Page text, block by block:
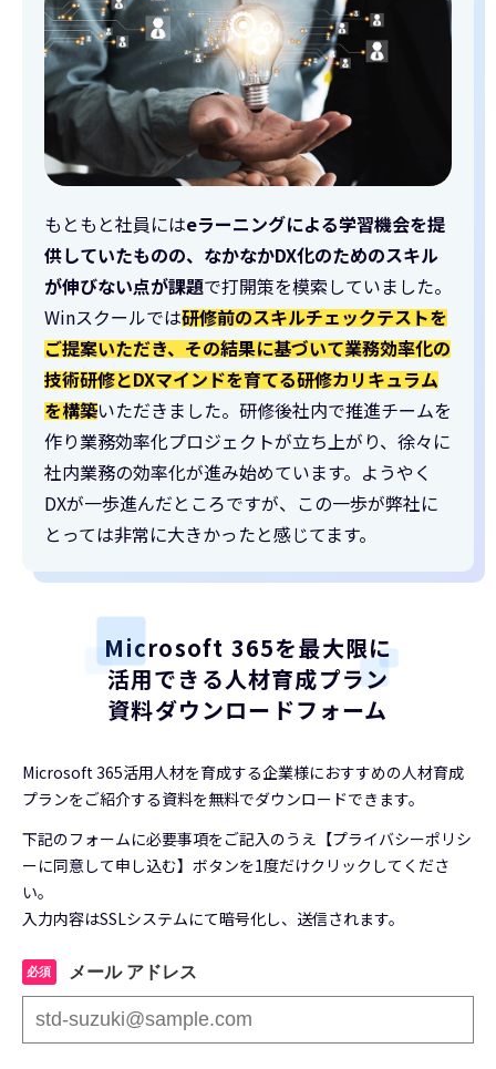
もともと社員にはeラーニングによる学習機会を提
供していたものの、なかなかDX化のためのスキル
が伸びない点が課題で打開策を模索していました。
Winスクールでは研修前のスキルチェックテストを
ご提案いただき、その結果に基づいて業務効率化の
技術研修とDXマインドを育てる研修カリキュラム
を構築いただきました。研修後社内で推進チームを
作り業務効率化プロジェクトが立ち上がり、徐々に
社内業務の効率化が進み始めています。ようやく
DXが一歩進んだところですが、この一歩が弊社に
とっては非常に大きかったと感じてます。
Microsoft 365を最大限に
活用できる人材育成プラン
資料ダウンロードフォーム
Microsoft 365活用人材を育成する企業様におすすめの人材育成
プランをご紹介する資料を無料でダウンロードできます。
下記のフォームに必要事項をご記入のうえ【プライバシーポリシ
ーに同意して申し込む】ボタンを1度だけクリックしてくださ
い。
入力内容はSSLシステムにて暗号化し、送信されます。
メール アドレス